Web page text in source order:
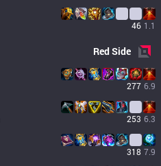
46 1.1
RedSide
277 6.9
253 6.3
318 7.9